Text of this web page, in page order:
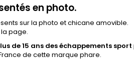
en photo.
sur la photo et chicane amovible.
page.
de 15 ans des échappements sport
de cette marque phare.